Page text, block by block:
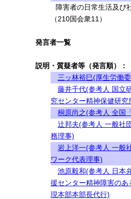
障害者の日常生活及び
（210国会衆11）
発言者一覧
説明・質疑者等（発言順）：
三ッ林裕巳(厚生労働
藤井千代(参考人 国立
究センター精神保健研
桐原尚之(参考人 全国
辻邦夫(参考人 一般社
務理事)
岩上洋一(参考人 一般
ワーク代表理事)
池原毅和(参考人 日本
援センター精神障害の
現本部本部長代行)